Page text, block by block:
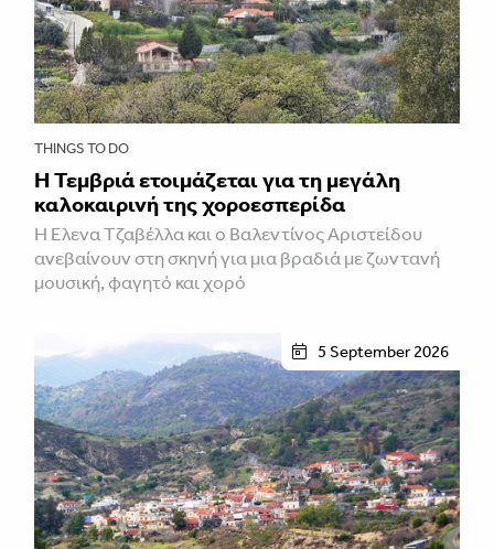
THINGS TO DO
Η Τεμβριά ετοιμάζεται για τη μεγάλη
καλοκαιρινή της χοροεσπερίδα
Η Έλενα Τζαβέλλα και ο Βαλεντίνος Αριστείδου
ανεβαίνουν στη σκηνή για μια βραδιά με ζωντανή
μουσική, φαγητό και χορό
5 September 2026